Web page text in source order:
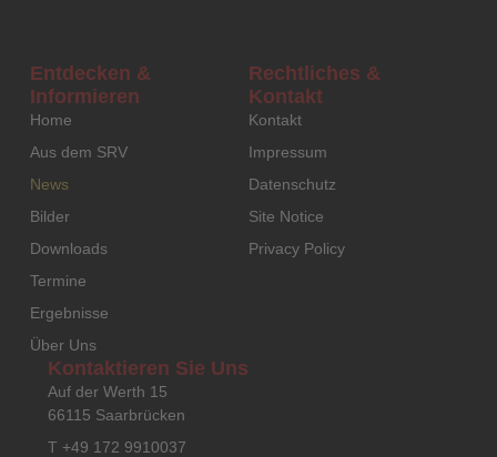
Entdecken &
Informieren
Home
Aus dem SRV
News
Bilder
Downloads
Termine
Ergebnisse
Über Uns
Rechtliches &
Kontakt
Kontakt
Impressum
Datenschutz
Site Notice
Privacy Policy
Kontaktieren Sie Uns
Auf der Werth 15
66115 Saarbrücken
T +49 172 9910037